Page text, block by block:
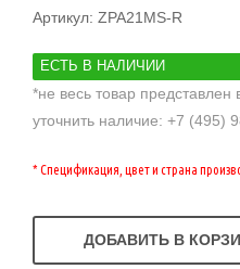
Артикул: ZPA21MS-R
ЕСТЬ В НАЛИЧИИ
*не весь товар представлен
уточнить наличие: +7 (495)
* Спецификация, цвет и страна
ДОБАВИТЬ В